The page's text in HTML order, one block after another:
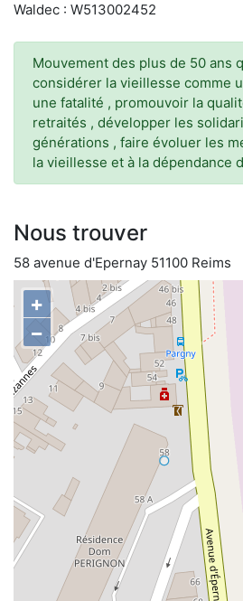
Waldec : W513002452
Mouvement des plus de 50 ans
considérer la vieillesse comme
une fatalité , promouvoir la
retraités , développer les
générations , faire évoluer les
la vieillesse et à la dépendance
Nous trouver
58 avenue d'Epernay 51100 Reims
+
−